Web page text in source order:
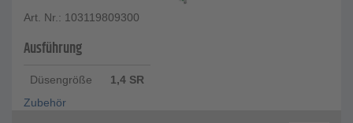
Art. Nr.: 103119809300
Ausführung
Düsengröße
1,4 SR
Zubehör